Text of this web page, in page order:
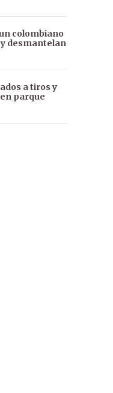
colombiano
desmantelan
a tiros y
parque